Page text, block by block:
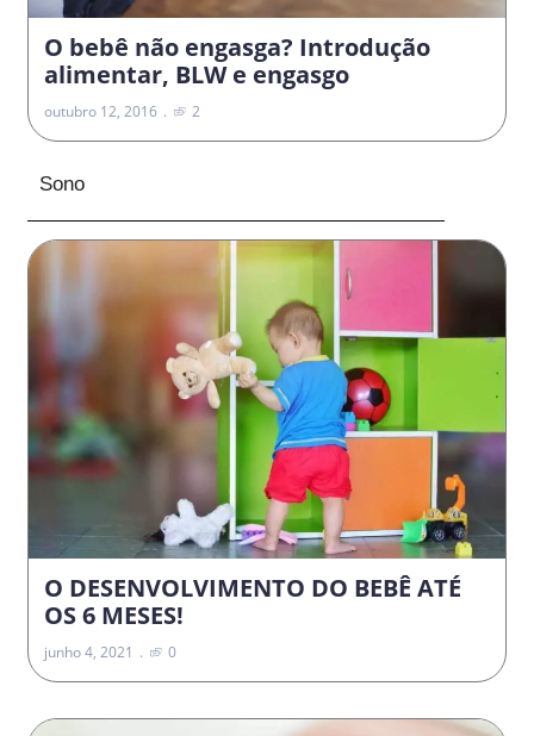
O bebê não engasga? Introdução
alimentar, BLW e engasgo
outubro 12, 2016 2
Sono
O DESENVOLVIMENTO DO BEBÊ ATÉ
OS 6 MESES!
junho 4, 2021 0